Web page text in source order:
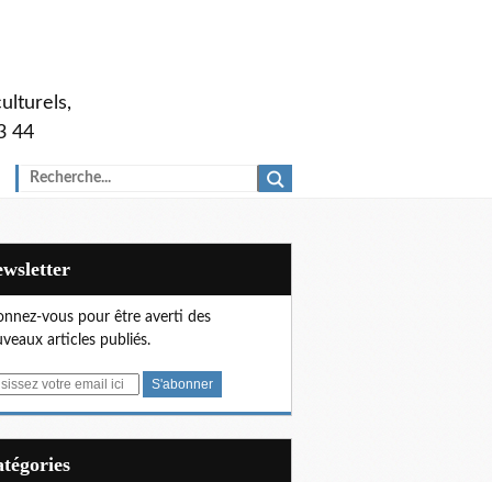
44
vous pour être averti des
articles publiés.